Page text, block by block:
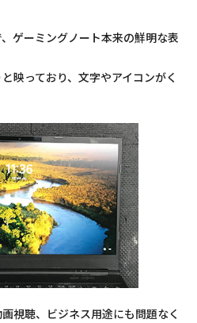
ゲーミングノート本来の鮮明な表
映っており、文字やアイコンがく
視聴、ビジネス用途にも問題なく